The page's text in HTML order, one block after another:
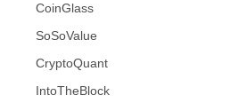
CoinGlass
SoSoValue
CryptoQuant
IntoTheBlock